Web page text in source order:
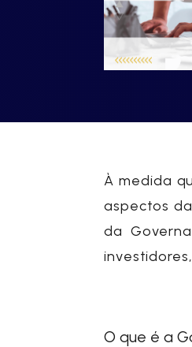
À medida
aspectos
da
O que é a